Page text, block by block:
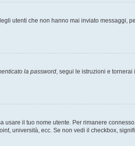
utenti che non hanno mai inviato messaggi,
la password, segui le istruzioni e tornerai
usare il tuo nome utente. Per rimanere
università, ecc. Se non vedi il checkbox,